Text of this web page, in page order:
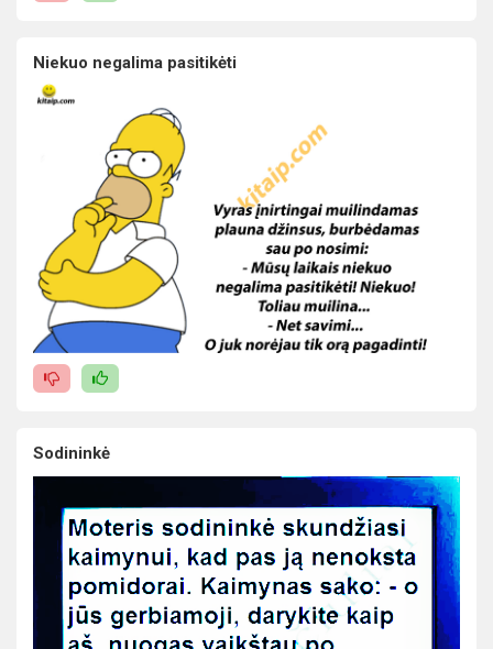
Niekuo negalima pasitikėti
Sodininkė